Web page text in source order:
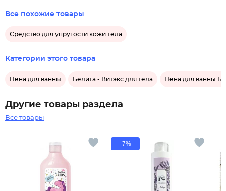
Все похожие товары
Средство для упругости кожи тела
Категории этого товара
Пена для ванны Белита - Витэкс для тела Пена для ванны
Другие товары раздела
Все товары
-7%